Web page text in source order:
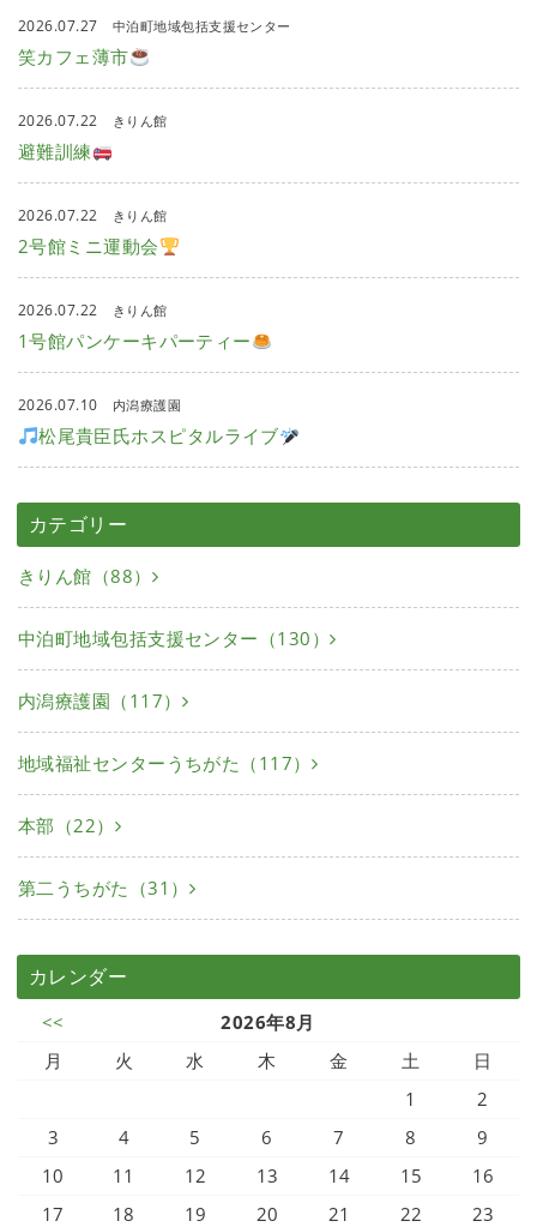
2026.07.27 中泊町地域包括支援センター
笑カフェ薄市
2026.07.22 きりん館
避難訓練
2026.07.22 きりん館
2号館ミニ運動会
2026.07.22 きりん館
1号館パンケーキパーティー
2026.07.10 内潟療護園
松尾貴臣氏ホスピタルライブ
カテゴリー
きりん館（88）
中泊町地域包括支援センター（130）
内潟療護園（117）
地域福祉センターうちがた（117）
本部（22）
第二うちがた（31）
カレンダー
<<
2026年8月
月
火 水 木 金 土
日
1
2
3
4 5 6 7 8
9
10
11 12 13 14 15
16
17
18 19 20 21 22
23